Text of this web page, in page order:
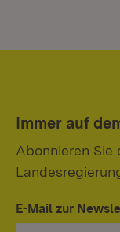
Immer auf
Abonnieren Sie
E-Mail zur